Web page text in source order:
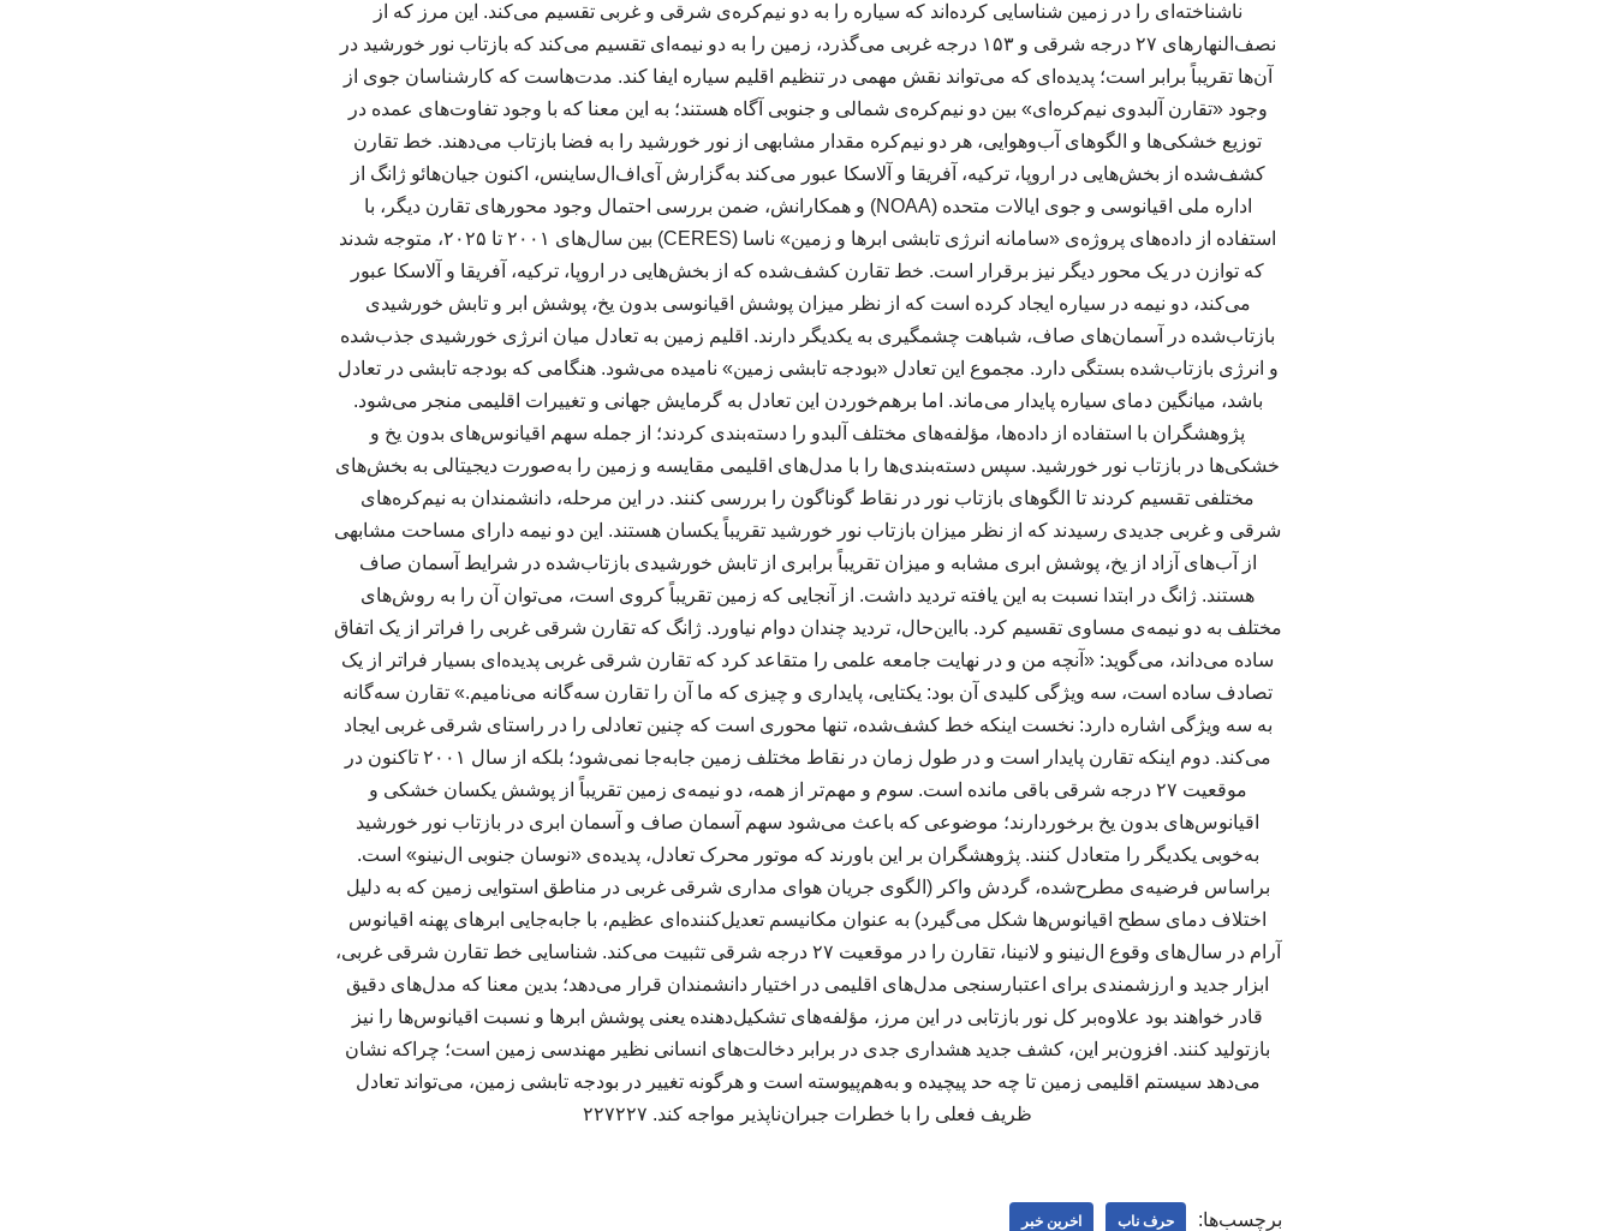
ناشناخته‌ای را در زمین شناسایی کرده‌اند که سیاره را به دو نیم‌کره‌ی شرقی و غربی تقسیم می‌کند. این مرز که از
نصف‌النهارهای ۲۷ درجه شرقی و ۱۵۳ درجه غربی می‌گذرد، زمین را به دو نیمه‌ای تقسیم می‌کند که بازتاب نور خورشید در
آن‌ها تقریباً برابر است؛ پدیده‌ای که می‌تواند نقش مهمی در تنظیم اقلیم سیاره ایفا کند. مدت‌هاست که کارشناسان جوی از
وجود «تقارن آلبدوی نیم‌کره‌ای» بین دو نیم‌کره‌ی شمالی و جنوبی آگاه هستند؛ به این معنا که با وجود تفاوت‌های عمده در
توزیع خشکی‌ها و الگوهای آب‌وهوایی، هر دو نیم‌کره مقدار مشابهی از نور خورشید را به فضا بازتاب می‌دهند. خط تقارن
کشف‌شده از بخش‌هایی در اروپا، ترکیه، آفریقا و آلاسکا عبور می‌کند به‌گزارش آی‌اف‌ال‌ساینس، اکنون جیان‌هائو ژانگ از
اداره ملی اقیانوسی و جوی ایالات متحده (NOAA) و همکارانش، ضمن بررسی احتمال وجود محورهای تقارن دیگر، با
استفاده از داده‌های پروژه‌ی «سامانه انرژی تابشی ابرها و زمین» ناسا (CERES) بین سال‌های ۲۰۰۱ تا ۲۰۲۵، متوجه شدند
که توازن در یک محور دیگر نیز برقرار است. خط تقارن کشف‌شده که از بخش‌هایی در اروپا، ترکیه، آفریقا و آلاسکا عبور
می‌کند، دو نیمه در سیاره ایجاد کرده است که از نظر میزان پوشش اقیانوسی بدون یخ، پوشش ابر و تابش خورشیدی
بازتاب‌شده در آسمان‌های صاف، شباهت چشمگیری به یکدیگر دارند. اقلیم زمین به تعادل میان انرژی خورشیدی جذب‌شده
و انرژی بازتاب‌شده بستگی دارد. مجموع این تعادل «بودجه تابشی زمین» نامیده می‌شود. هنگامی که بودجه تابشی در تعادل
باشد، میانگین دمای سیاره پایدار می‌ماند. اما برهم‌خوردن این تعادل به گرمایش جهانی و تغییرات اقلیمی منجر می‌شود.
پژوهشگران با استفاده از داده‌ها، مؤلفه‌های مختلف آلبدو را دسته‌بندی کردند؛ از جمله سهم اقیانوس‌های بدون یخ و
خشکی‌ها در بازتاب نور خورشید. سپس دسته‌بندی‌ها را با مدل‌های اقلیمی مقایسه و زمین را به‌صورت دیجیتالی به بخش‌های
مختلفی تقسیم کردند تا الگوهای بازتاب نور در نقاط گوناگون را بررسی کنند. در این مرحله، دانشمندان به نیم‌کره‌های
شرقی و غربی جدیدی رسیدند که از نظر میزان بازتاب نور خورشید تقریباً یکسان هستند. این دو نیمه دارای مساحت مشابهی
از آب‌های آزاد از یخ، پوشش ابری مشابه و میزان تقریباً برابری از تابش خورشیدی بازتاب‌شده در شرایط آسمان صاف
هستند. ژانگ در ابتدا نسبت به این یافته تردید داشت. از آنجایی که زمین تقریباً کروی است، می‌توان آن را به روش‌های
مختلف به دو نیمه‌ی مساوی تقسیم کرد. بااین‌حال، تردید چندان دوام نیاورد. ژانگ که تقارن شرقی غربی را فراتر از یک اتفاق
ساده می‌داند، می‌گوید: «آنچه من و در نهایت جامعه علمی را متقاعد کرد که تقارن شرقی غربی پدیده‌ای بسیار فراتر از یک
تصادف ساده است، سه ویژگی کلیدی آن بود: یکتایی، پایداری و چیزی که ما آن را تقارن سه‌گانه می‌نامیم.» تقارن سه‌گانه
به سه ویژگی اشاره دارد: نخست اینکه خط کشف‌شده، تنها محوری است که چنین تعادلی را در راستای شرقی غربی ایجاد
می‌کند. دوم اینکه تقارن پایدار است و در طول زمان در نقاط مختلف زمین جابه‌جا نمی‌شود؛ بلکه از سال ۲۰۰۱ تاکنون در
موقعیت ۲۷ درجه شرقی باقی مانده است. سوم و مهم‌تر از همه، دو نیمه‌ی زمین تقریباً از پوشش یکسان خشکی و
اقیانوس‌های بدون یخ برخوردارند؛ موضوعی که باعث می‌شود سهم آسمان صاف و آسمان ابری در بازتاب نور خورشید
به‌خوبی یکدیگر را متعادل کنند. پژوهشگران بر این باورند که موتور محرک تعادل، پدیده‌ی «نوسان جنوبی ال‌نینو» است.
براساس فرضیه‌ی مطرح‌شده، گردش واکر (الگوی جریان هوای مداری شرقی غربی در مناطق استوایی زمین که به دلیل
اختلاف دمای سطح اقیانوس‌ها شکل می‌گیرد) به عنوان مکانیسم تعدیل‌کننده‌ای عظیم، با جابه‌جایی ابرهای پهنه اقیانوس
آرام در سال‌های وقوع ال‌نینو و لانینا، تقارن را در موقعیت ۲۷ درجه شرقی تثبیت می‌کند. شناسایی خط تقارن شرقی غربی،
ابزار جدید و ارزشمندی برای اعتبارسنجی مدل‌های اقلیمی در اختیار دانشمندان قرار می‌دهد؛ بدین معنا که مدل‌های دقیق
قادر خواهند بود علاوه‌بر کل نور بازتابی در این مرز، مؤلفه‌های تشکیل‌دهنده یعنی پوشش ابرها و نسبت اقیانوس‌ها را نیز
بازتولید کنند. افزون‌بر این، کشف جدید هشداری جدی در برابر دخالت‌های انسانی نظیر مهندسی زمین است؛ چراکه نشان
می‌دهد سیستم اقلیمی زمین تا چه حد پیچیده و به‌هم‌پیوسته است و هرگونه تغییر در بودجه تابشی زمین، می‌تواند تعادل
ظریف فعلی را با خطرات جبران‌ناپذیر مواجه کند. ۲۲۷۲۲۷
برچسب‌ها: حرف ناب اخرین خبر